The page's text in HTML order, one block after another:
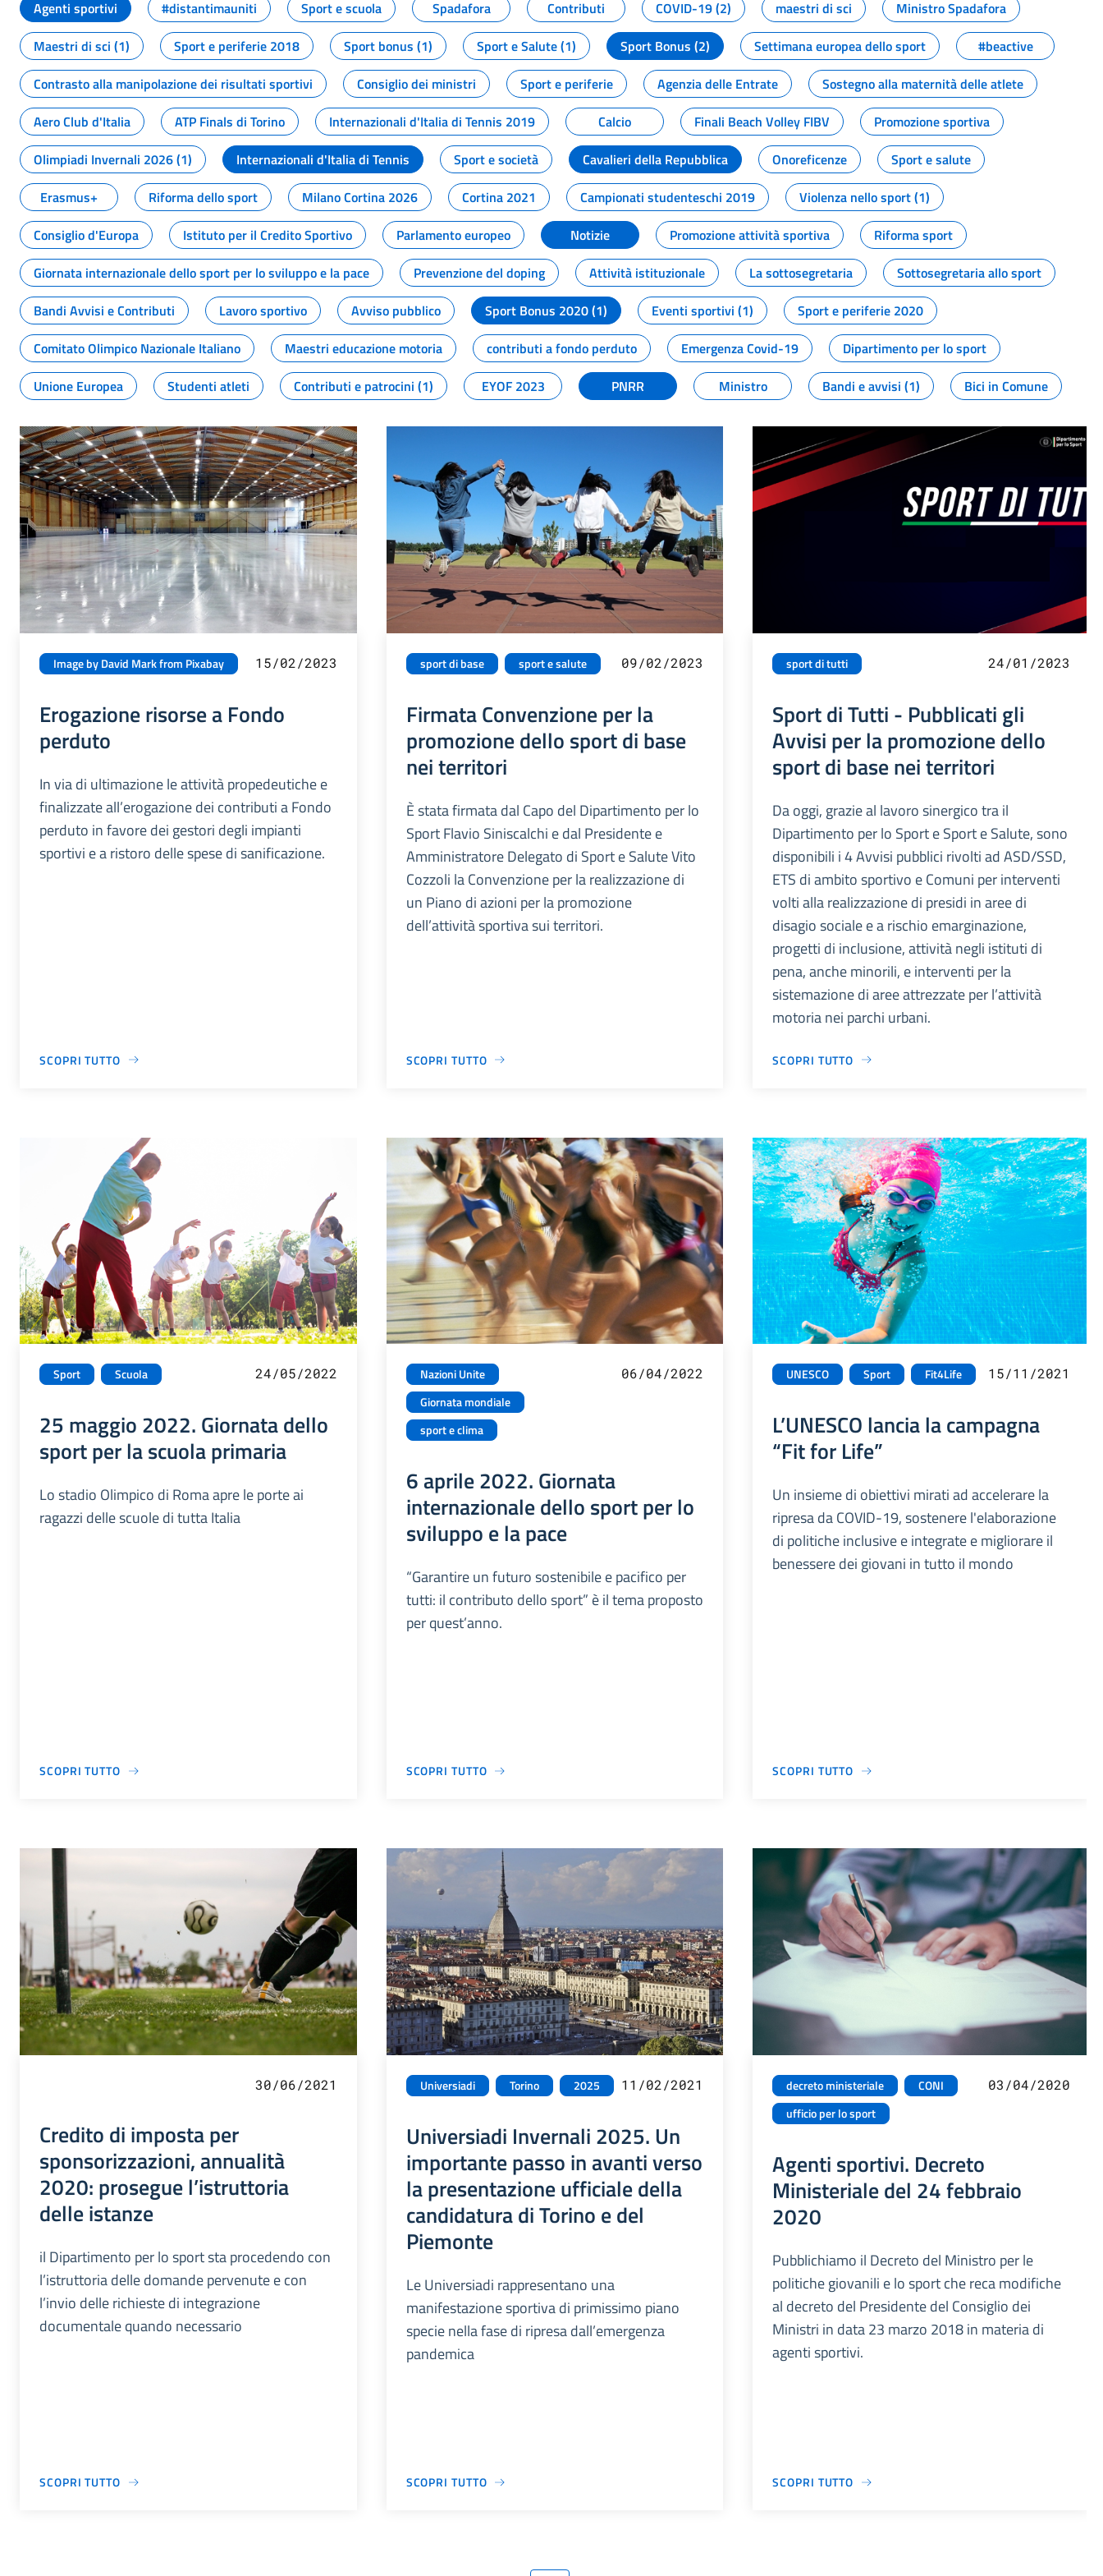
Agenti sportivi
#distantimauniti Sport e scuola Spadafora Contributi COVID-19 (2) maestri di sci
Ministro Spadafora
Maestri di sci (1)
Sport e periferie 2018 Sport bonus (1) Sport e Salute (1) Sport Bonus (2) Settimana europea dello sport
#beactive
Contrasto alla manipolazione dei risultati sportivi
Consiglio dei ministri Sport e periferie Agenzia delle Entrate
Sostegno alla maternità delle atlete
Aero Club d'Italia
ATP Finals di Torino Internazionali d'Italia di Tennis 2019 Calcio Finali Beach Volley FIBV
Promozione sportiva
Olimpiadi Invernali 2026 (1)
Internazionali d'Italia di Tennis Sport e società Cavalieri della Repubblica Onoreficenze
Sport e salute
Erasmus+
Riforma dello sport Milano Cortina 2026 Cortina 2021 Campionati studenteschi 2019
Violenza nello sport (1)
Consiglio d'Europa
Istituto per il Credito Sportivo Parlamento europeo Notizie Promozione attività sportiva
Riforma sport
Giornata internazionale dello sport per lo sviluppo e la pace
Prevenzione del doping Attività istituzionale La sottosegretaria
Sottosegretaria allo sport
Bandi Avvisi e Contributi
Lavoro sportivo Avviso pubblico Sport Bonus 2020 (1) Eventi sportivi (1)
Sport e periferie 2020
Comitato Olimpico Nazionale Italiano
Maestri educazione motoria contributi a fondo perduto Emergenza Covid-19
Dipartimento per lo sport
Unione Europea
Studenti atleti Contributi e patrocini (1) EYOF 2023 PNRR Ministro Bandi e avvisi (1) Bici in Comune
Image by David Mark from Pixabay 15/02/2023
Erogazione risorse a Fondo
perduto
In via di ultimazione le attività propedeutiche e
finalizzate all’erogazione dei contributi a Fondo
perduto in favore dei gestori degli impianti
sportivi e a ristoro delle spese di sanificazione.
SCOPRI TUTTO
sport di base sport e salute 09/02/2023
Firmata Convenzione per la
promozione dello sport di base
nei territori
È stata firmata dal Capo del Dipartimento per lo
Sport Flavio Siniscalchi e dal Presidente e
Amministratore Delegato di Sport e Salute Vito
Cozzoli la Convenzione per la realizzazione di
un Piano di azioni per la promozione
dell’attività sportiva sui territori.
SCOPRI TUTTO
sport di tutti 24/01/2023
Sport di Tutti - Pubblicati gli
Avvisi per la promozione dello
sport di base nei territori
Da oggi, grazie al lavoro sinergico tra il
Dipartimento per lo Sport e Sport e Salute, sono
disponibili i 4 Avvisi pubblici rivolti ad ASD/SSD,
ETS di ambito sportivo e Comuni per interventi
volti alla realizzazione di presidi in aree di
disagio sociale e a rischio emarginazione,
progetti di inclusione, attività negli istituti di
pena, anche minorili, e interventi per la
sistemazione di aree attrezzate per l’attività
motoria nei parchi urbani.
SCOPRI TUTTO
Sport Scuola 24/05/2022
25 maggio 2022. Giornata dello
sport per la scuola primaria
Lo stadio Olimpico di Roma apre le porte ai
ragazzi delle scuole di tutta Italia
SCOPRI TUTTO
Nazioni Unite
Giornata mondiale
sport e clima
06/04/2022
6 aprile 2022. Giornata
internazionale dello sport per lo
sviluppo e la pace
“Garantire un futuro sostenibile e pacifico per
tutti: il contributo dello sport” è il tema proposto
per quest’anno.
SCOPRI TUTTO
UNESCO Sport Fit4Life 15/11/2021
L’UNESCO lancia la campagna
“Fit for Life”
Un insieme di obiettivi mirati ad accelerare la
ripresa da COVID-19, sostenere l'elaborazione
di politiche inclusive e integrate e migliorare il
benessere dei giovani in tutto il mondo
SCOPRI TUTTO
30/06/2021
Credito di imposta per
sponsorizzazioni, annualità
2020: prosegue l’istruttoria
delle istanze
il Dipartimento per lo sport sta procedendo con
l’istruttoria delle domande pervenute e con
l’invio delle richieste di integrazione
documentale quando necessario
SCOPRI TUTTO
Universiadi Torino 2025 11/02/2021
Universiadi Invernali 2025. Un
importante passo in avanti verso
la presentazione ufficiale della
candidatura di Torino e del
Piemonte
Le Universiadi rappresentano una
manifestazione sportiva di primissimo piano
specie nella fase di ripresa dall’emergenza
pandemica
SCOPRI TUTTO
decreto ministeriale
CONI
ufficio per lo sport
03/04/2020
Agenti sportivi. Decreto
Ministeriale del 24 febbraio
2020
Pubblichiamo il Decreto del Ministro per le
politiche giovanili e lo sport che reca modifiche
al decreto del Presidente del Consiglio dei
Ministri in data 23 marzo 2018 in materia di
agenti sportivi.
SCOPRI TUTTO